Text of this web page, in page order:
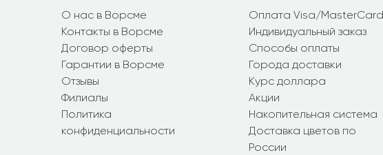
О нас в Ворсме
Контакты в Ворсме
Договор оферты
Гарантии в Ворсме
Отзывы
Филиалы
Политика
конфиденциальности
Оплата Visa/MasterCard
Индивидуальный заказ
Способы оплаты
Города доставки
Курс доллара
Акции
Накопительная система
Доставка цветов по
России